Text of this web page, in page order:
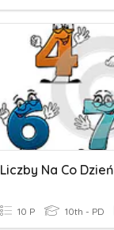
Liczby Na Co Dzień
10 P 10th - PD